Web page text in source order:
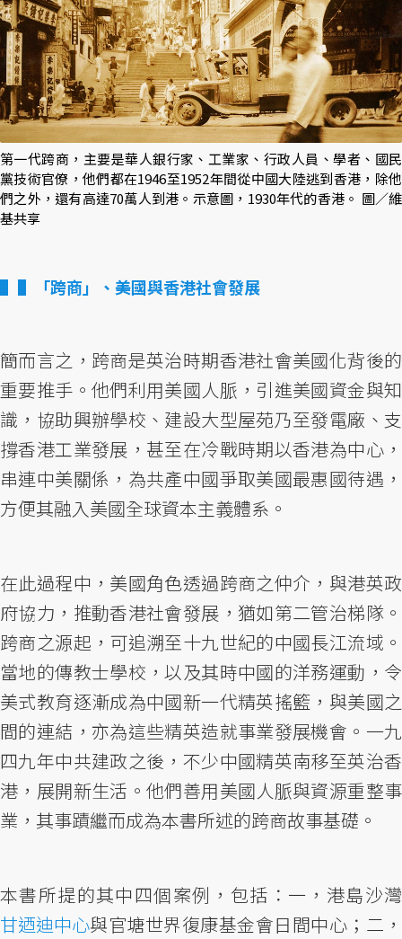
第一代跨商，主要是華人銀行家、工業家、行政人員、學者、國民
黨技術官僚，他們都在1946至1952年間從中國大陸逃到香港，除他
們之外，還有高達70萬人到港。示意圖，1930年代的香港。 圖／維
基共享
▌「跨商」、美國與香港社會發展
簡而言之，跨商是英治時期香港社會美國化背後的
重要推手。他們利用美國人脈，引進美國資金與知
識，協助興辦學校、建設大型屋苑乃至發電廠、支
撐香港工業發展，甚至在冷戰時期以香港為中心，
串連中美關係，為共產中國爭取美國最惠國待遇，
方便其融入美國全球資本主義體系。
在此過程中，美國角色透過跨商之仲介，與港英政
府協力，推動香港社會發展，猶如第二管治梯隊。
跨商之源起，可追溯至十九世紀的中國長江流域。
當地的傳教士學校，以及其時中國的洋務運動，令
美式教育逐漸成為中國新一代精英搖籃，與美國之
間的連結，亦為這些精英造就事業發展機會。一九
四九年中共建政之後，不少中國精英南移至英治香
港，展開新生活。他們善用美國人脈與資源重整事
業，其事蹟繼而成為本書所述的跨商故事基礎。
本書所提的其中四個案例，包括：一，港島沙灣
甘迺迪中心與官塘世界復康基金會日間中心；二，